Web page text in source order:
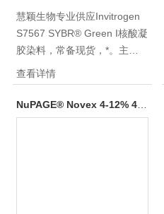
慧颖生物专业供应Invitrogen
S7567 SYBR® Green I核酸凝
胶染料，常备现货，*。主营
Life Invitrogen产品，囊括
TRlzol ®Reagent、TRIZOL
LS Reagent 、B-27添加剂、
凝胶填料、常规化学试剂、培
查看详情